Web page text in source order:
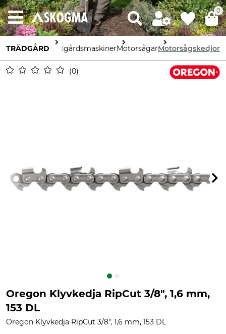
0
TRÄDGÅRDTrädgårdsmaskinerMotorsågarMotorsågskedjor
0
Oregon Klyvkedja RipCut 3/8", 1,6 mm,
153 DL
Oregon Klyvkedja RipCut 3/8", 1,6 mm, 153 DL